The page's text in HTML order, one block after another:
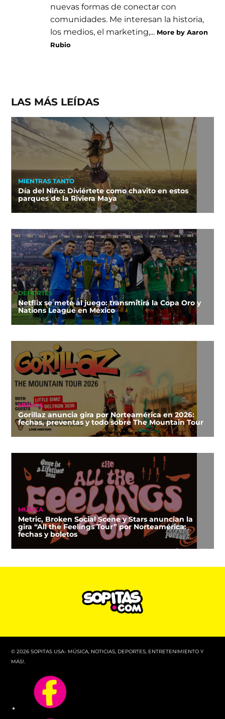
nuevas formas de conectar con
comunidades. Me interesan la historia,
los medios, el marketing,... More by Aaron
Rubio
LAS MÁS LEÍDAS
MIENTRAS TANTO
Día del Niño: Diviértete como chavito en estos
parques de la Riviera Maya
DEPORTES
Netflix se mete al juego: transmitirá la Copa Oro y
Nations League en México
MÚSICA
Gorillaz anuncia gira por Norteamérica en 2026:
fechas, preventas y todo sobre The Mountain Tour
MÚSICA
Metric, Broken Social Scene y Stars anuncian la
gira “All the Feelings Tour” por Norteamérica:
fechas y boletos
© 2026 SOPITAS USA- MÚSICA, NOTICIAS, DEPORTES, ENTRETENIMIENTO Y
MÁS!.